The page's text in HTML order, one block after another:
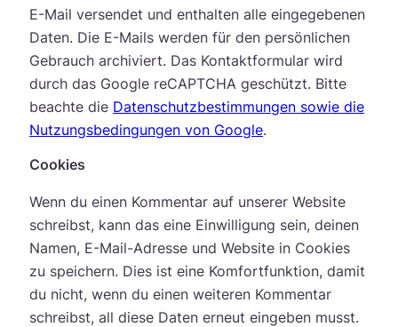
E-Mail versendet und enthalten alle eingegebenen
Daten. Die E-Mails werden für den persönlichen
Gebrauch archiviert. Das Kontaktformular wird
durch das Google reCAPTCHA geschützt. Bitte
beachte die Datenschutzbestimmungen sowie die
Nutzungsbedingungen von Google.
Cookies
Wenn du einen Kommentar auf unserer Website
schreibst, kann das eine Einwilligung sein, deinen
Namen, E-Mail-Adresse und Website in Cookies
zu speichern. Dies ist eine Komfortfunktion, damit
du nicht, wenn du einen weiteren Kommentar
schreibst, all diese Daten erneut eingeben musst.